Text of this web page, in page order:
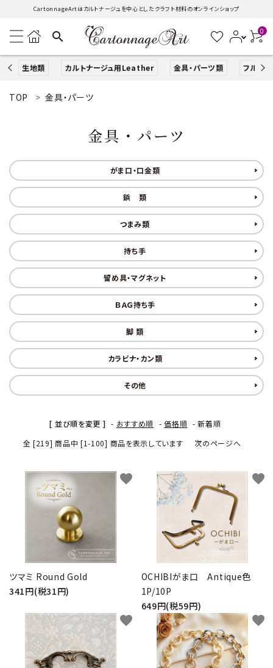
CartonnageArtはカルトナージュを中心としたクラフト材料のオンラインショップ
search 0
生地類 カルトナージュ用Leather 金具・パーツ類 フルキッ
ようこそ ゲスト 様
新規会員登録
カルトナージュLeather用
金具・パーツ類
フルキット
Jolipapier
デコレーション材料
基本材料
コンテンツ
グループ
ガイドライン
お問い合わせ
TOP 金具・パーツ
金具・パーツ
がま口・口金類
鋲 類
つまみ類
持ち手
留め具・マグネット
ＢＡＧ持ち手
脚 類
カラビナ・カン類
その他
[ 並び順を変更 ] - おすすめ順 -価格順 -新着順
全 [219] 商品中 [1-100] 商品を表示しています
次のページへ
ツマミ Round Gold
341円(税31円)
favorite
OCHIBIがま口 Antique色
1P/10P
649円(税59円)
favorite
favorite favorite